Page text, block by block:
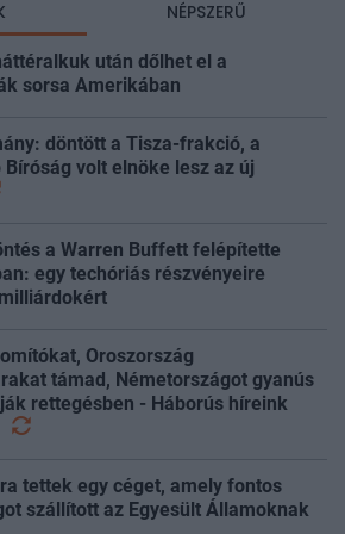
NÉPSZERŰ
után dőlhet el a
sorsa Amerikában
döntött a Tisza-frakció, a
volt elnöke lesz az új
a Warren Buffett felépítette
egy techóriás részvényeire
Oroszország
támad, Németországot gyanús
rettegésben - Háborús híreink
tettek egy céget, amely fontos
szállított az Egyesült Államoknak